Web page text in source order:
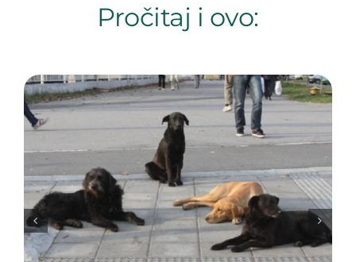
Pročitaj i ovo: